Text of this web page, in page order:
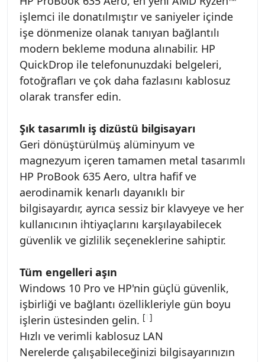
işlemci ile donatılmıştır ve saniyeler içinde
işe dönmenize olanak tanıyan bağlantılı
modern bekleme moduna alınabilir. HP
QuickDrop ile telefonunuzdaki belgeleri,
fotoğrafları ve çok daha fazlasını kablosuz
olarak transfer edin.
Şık tasarımlı iş dizüstü bilgisayarı
Geri dönüştürülmüş alüminyum ve
magnezyum içeren tamamen metal tasarımlı
HP ProBook 635 Aero, ultra hafif ve
aerodinamik kenarlı dayanıklı bir
bilgisayardır, ayrıca sessiz bir klavyeye ve her
kullanıcının ihtiyaçlarını karşılayabilecek
güvenlik ve gizlilik seçeneklerine sahiptir.
Tüm engelleri aşın
Windows 10 Pro ve HP'nin güçlü güvenlik,
işbirliği ve bağlantı özellikleriyle gün boyu
işlerin üstesinden gelin. [1 ]
Hızlı ve verimli kablosuz LAN
Nerelerde çalışabileceğinizi bilgisayarınızın